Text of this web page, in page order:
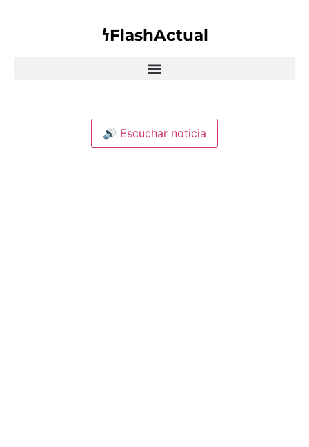
𐓏FlashActual
🔊 Escuchar noticia